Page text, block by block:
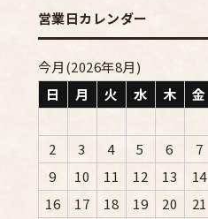
営業日カレンダー
今月(2026年8月)
日
月 火 水 木 金
2
3 4 5 6 7
9
10 11 12 13 14
16
17 18 19 20 21